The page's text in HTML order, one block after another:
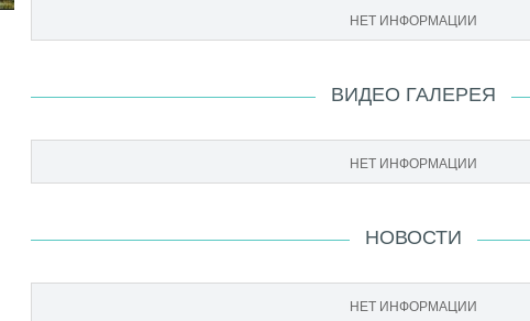
НЕТ ИНФОРМАЦИИ
ВИДЕО ГАЛЕРЕЯ
НЕТ ИНФОРМАЦИИ
НОВОСТИ
НЕТ ИНФОРМАЦИИ